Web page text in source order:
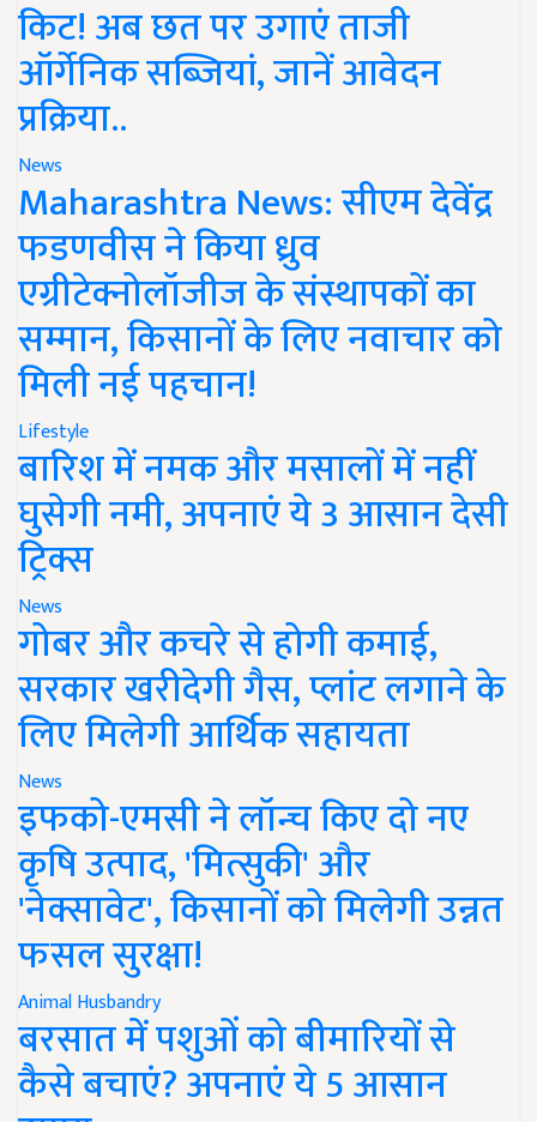
किट! अब छत पर उगाएं ताजी
ऑर्गेनिक सब्जियां, जानें आवेदन
प्रक्रिया..
News
Maharashtra News: सीएम देवेंद्र
फडणवीस ने किया ध्रुव
एग्रीटेक्नोलॉजीज के संस्थापकों का
सम्मान, किसानों के लिए नवाचार को
मिली नई पहचान!
Lifestyle
बारिश में नमक और मसालों में नहीं
घुसेगी नमी, अपनाएं ये 3 आसान देसी
ट्रिक्स
News
गोबर और कचरे से होगी कमाई,
सरकार खरीदेगी गैस, प्लांट लगाने के
लिए मिलेगी आर्थिक सहायता
News
इफको-एमसी ने लॉन्च किए दो नए
कृषि उत्पाद, 'मित्सुकी' और
'नेक्सावेट', किसानों को मिलेगी उन्नत
फसल सुरक्षा!
Animal Husbandry
बरसात में पशुओं को बीमारियों से
कैसे बचाएं? अपनाएं ये 5 आसान